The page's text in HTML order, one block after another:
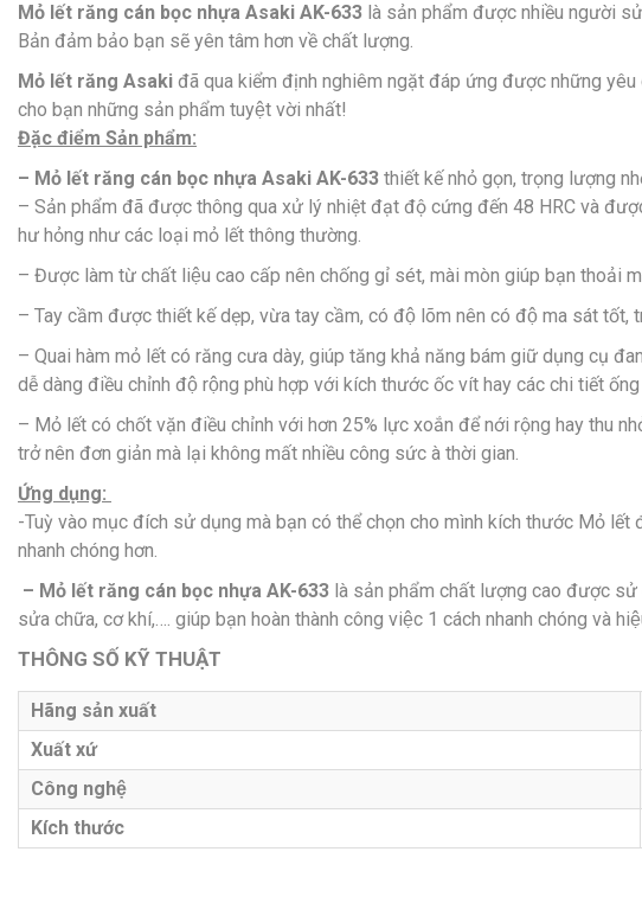
Mỏ lết răng cán bọc nhựa Asaki AK-633 là sản phẩm được nhiều người
Bản đảm bảo bạn sẽ yên tâm hơn về chất lượng.
Mỏ lết răng Asaki đã qua kiểm định nghiêm ngặt đáp ứng được những
cho bạn những sản phẩm tuyệt vời nhất!
Đặc điểm Sản phẩm:
– Mỏ lết răng cán bọc nhựa Asaki AK-633 thiết kế nhỏ gọn, trọng lượng
– Sản phẩm đã được thông qua xử lý nhiệt đạt độ cứng đến 48 HRC và
hư hỏng như các loại mỏ lết thông thường.
– Được làm từ chất liệu cao cấp nên chống gỉ sét, mài mòn giúp bạn thoải
– Tay cầm được thiết kế dẹp, vừa tay cầm, có độ lõm nên có độ ma sát
– Quai hàm mỏ lết có răng cưa dày, giúp tăng khả năng bám giữ dụng cụ
dễ dàng điều chỉnh độ rộng phù hợp với kích thước ốc vít hay các chi tiết ống
– Mỏ lết có chốt vặn điều chỉnh với hơn 25% lực xoắn để nới rộng hay thu
trở nên đơn giản mà lại không mất nhiều công sức à thời gian.
Ứng dụng:
-Tuỳ vào mục đích sử dụng mà bạn có thể chọn cho mình kích thước Mỏ
nhanh chóng hơn.
– Mỏ lết răng cán bọc nhựa AK-633 là sản phẩm chất lượng cao được
sửa chữa, cơ khí,…. giúp bạn hoàn thành công việc 1 cách nhanh chóng và
THÔNG SỐ KỸ THUẬT
Hãng sản xuất
Xuất xứ
Công nghệ
Kích thước